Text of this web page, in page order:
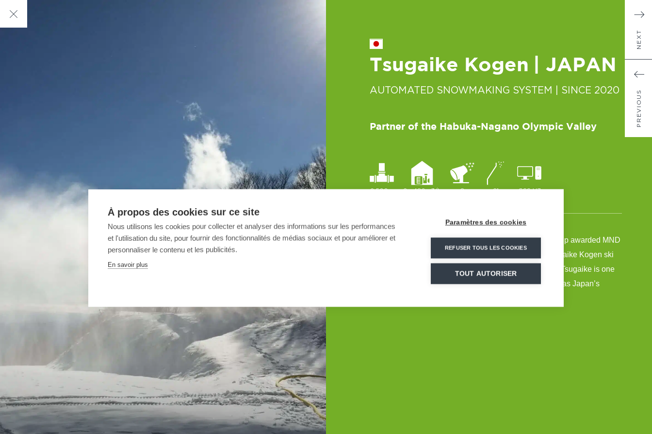
PREVIOUS
NEXT
Tsugaike Kogen | JAPAN
AUTOMATED SNOWMAKING SYSTEM | SINCE 2020
Partner of the Habuka-Nagano Olympic Valley
2 500m 2 - 480m3/h 8 21 GSS V7
In 2020, the Nippon Ski Resort Development (NSD) group awarded MND
the contract to build the snowmaking system for the Tsugaike Kogen ski
area. Located in the Olympic valley of Hakuba Nagano, Tsugaike is one
of 10 ski resorts in this region internationally recognised as Japan’s
À propos des cookies sur ce site
Nous utilisons les cookies pour collecter et analyser des informations sur les performances
et l'utilisation du site, pour fournir des fonctionnalités de médias sociaux et pour améliorer et
personnaliser le contenu et les publicités.
En savoir plus
Paramètres des cookies
REFUSER TOUS LES COOKIES
TOUT AUTORISER